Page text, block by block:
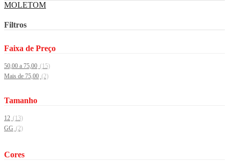
MOLETOM
Filtros
Faixa de Preço
50,00 a 75,00 (15)
Mais de 75,00 (2)
Tamanho
12 (13)
GG (2)
Cores